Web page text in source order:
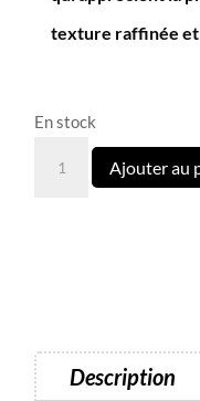
texture raffinée et
En stock
quantité
10
ml
Ajouter au
Description